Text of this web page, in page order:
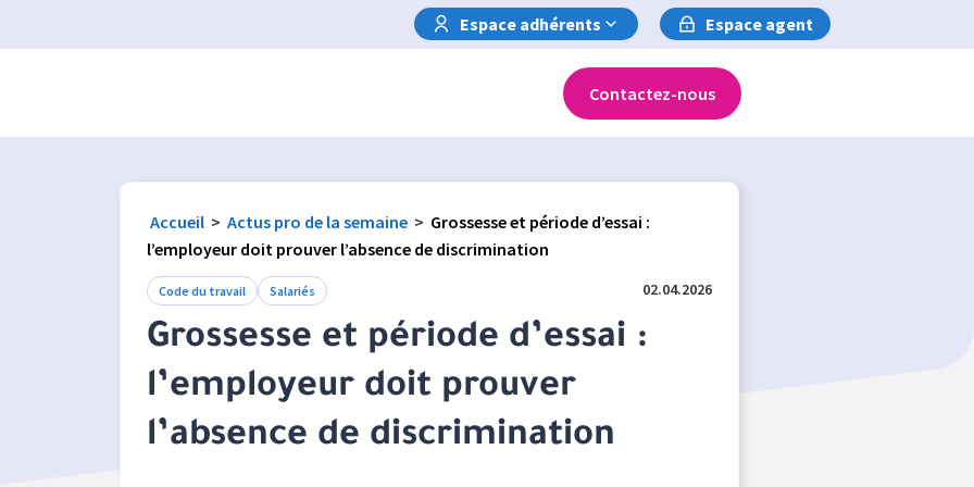
Espace adhérents
Espace agent
Contactez-nous
Accueil > Actus pro de la semaine > Grossesse et période d’essai :
l’employeur doit prouver l’absence de discrimination
Code du travail Salariés 02.04.2026
Grossesse et période d’essai :
l’employeur doit prouver
l’absence de discrimination